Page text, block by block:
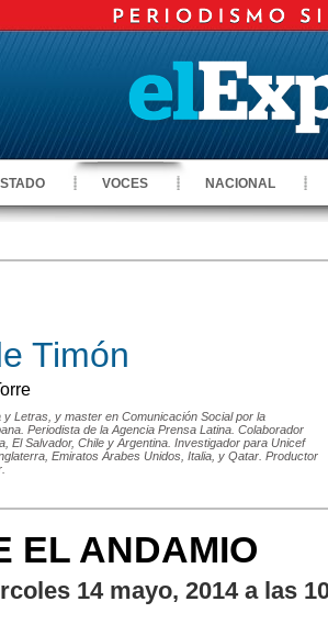
VOCES NACIONAL
Timón
y Letras, y master en Comunicación Social por la
Periodista de la Agencia Prensa Latina. Colaborador
El Salvador, Chile y Argentina. Investigador para Unicef
Emiratos Árabes Unidos, Italia, y Qatar. Productor
EL ANDAMIO
14 mayo, 2014 a las